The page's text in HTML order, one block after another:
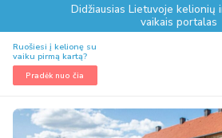
Didžiausias Lietuvoje kelionių
vaikais portalas
Ruošiesi į kelionę su
vaiku pirmą kartą?
Pradėk nuo čia